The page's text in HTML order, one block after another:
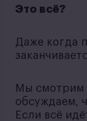
Это всё?
Даже когда
Мы смотрим
обсуждаем,
Если всё